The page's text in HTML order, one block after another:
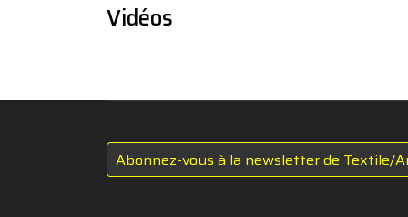
Vidéos
Abonnez-vous à la newsletter de Textile/